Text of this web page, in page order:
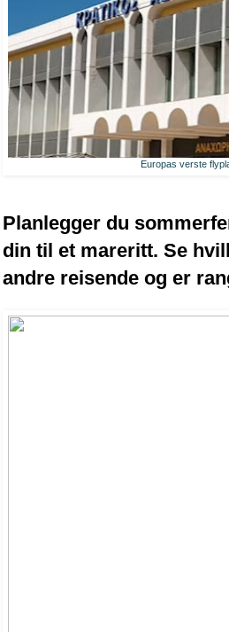
Europas verste
Planlegger du
din til et mareritt. Se
andre reisende og er